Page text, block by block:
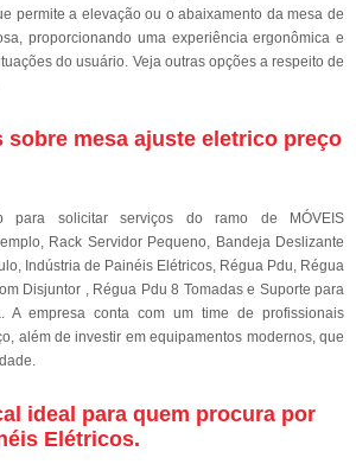
permite a elevação ou o abaixamento da mesa de
proporcionando uma experiência ergonômica e
do usuário. Veja outras opções a respeito de
sobre mesa ajuste eletrico preço
para solicitar serviços do ramo de MÓVEIS
Rack Servidor Pequeno, Bandeja Deslizante
Indústria de Painéis Elétricos, Régua Pdu, Régua
Disjuntor , Régua Pdu 8 Tomadas e Suporte para
A empresa conta com um time de profissionais
além de investir em equipamentos modernos, que
ideal para quem procura por
Elétricos.